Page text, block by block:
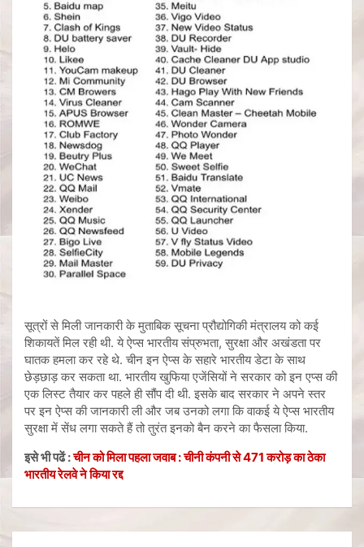
सूत्रों से मिली जानकारी के मुताबिक सूचना प्रौद्योगिकी मंत्रालय को कई
शिकायतें मिल रही थी. ये ऐप्स भारतीय संप्रुभता, सुरक्षा और अखंडता पर
घातक हमला कर रहे थे. चीन इन ऐप्स के सहारे भारतीय डेटा के साथ
छेड़छाड़ कर सकता था. भारतीय खुफिया एजेंसियों ने सरकार को इन एप्स की
एक लिस्ट तैयार कर पहले ही सौंप दी थी. इसके बाद सरकार ने अपने स्तर
पर इन ऐप्स की जानकारी ली और जब उनको लगा कि वाकई ये ऐप्स भारतीय
सुरक्षा में सेंध लगा सकते हैं तो तुरंत इनको बैन करने का फैसला किया.
इसे भी पढें :चीन को मिला पहला जवाब : चीनी कंपनी से 471 करोड़ का ठेका
भारतीय रेलवे ने किया रद्द